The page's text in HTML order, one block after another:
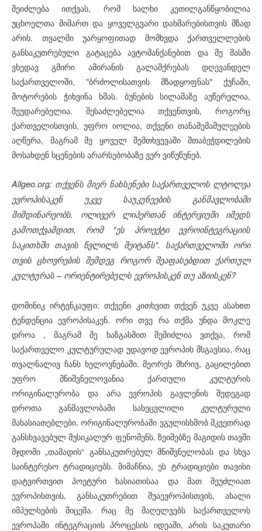
შეიძლება ითქვას, რომ ხალხი კეთილგანწყობილია
უცხოელთა მიმართ და ყოველგვარი დახმარებისთვის მზად
არის. თვალში უარყოფითად მომხვდა ქართველლების
განსაკუთრებული გატაცება ავტომანქანებით და მე მასში
ვხედავ გმირი ამირანის გალაშქრებას დღევანდელ
საქართველოში, "ბრძოლისათვის მზადყოფნას" ქუჩაში,
მოტორების ჭიხვინა ხმას. ბუნების სილამაზე აუწერელია,
შეუდარებელია. შესაძლებელია თქვენთვის, როგორც
ქართველისთვის, უფრო იოლია, თქვენი თანამემამულეების
აღწერა, მაგრამ მე ყოველ შემთხვევაში შთაბეჭდილების
მოსახდენ სცენების არარსებობაზე ვერ ვიწუწუნებ.
Allgeo.org: თქვენს მიერ ნახსენები საქართველოს ლტოლვა
ევროპისაკენ უკვე საუკუნეების განმავლობაში
მიმდინარეობს. ოლივერ ლიპერთან ინტერვიუში იმედს
გამოთქვამდით, რომ "ეს პროექტი ევროინტეგრაციის
საკითხში თავის წვლილს შეიტანს". საქართველოში ორი
თვის ცხოვრების შემდეგ როგორ შეაფასებდით ქართულ
კულტურას – ორიენტირებულს ევროპისკენ თუ აზიისკენ?
დომინიკ ირტენკაუფი: თქვენი კითხვით თქვენ უკვე ასახeთ
ტენდენცია ევროპისაკენ. ორი თვე რა თქმა უნდა მოკლე
დროა , მაგრამ მე ხაზგასმით შემიძლია ვთქვა, რომ
საქართველო კულტურულად უდავოდ ევროპის მსგავსია, რაც
თვალნალივ ჩანს ხელოვნებაში. მეორეს მხრივ, გაცილებით
უფრო მნიშვნელოვანია ქართული კულტურის
ორიგინალურობა და არა ევროპის გავლენის შედეგად
დროთა განმავლობაში სახეცვლილი კულტურული
მახასიათებლები. ორიგინალურობაში ვგულისხმობ მკვეთრად
განსხვავებულ მუსიკალურ ფენომენს. ზეიმებზე მაგიდის თავში
მჯდომი „თამადის“ განსაკუთრებულ მნიშვნელობას და სხვა
საინტერესო ტრადიციებს. მიმაჩნია, ეს ტრადიციები თავისი
დატვირთვით პოეტური ხასიათისაა და მათ შეუძლიათ
ევროპისთვის, განსაკუთრებით შუაევროპისთვის, ახალი
იმპულსების მიცემა. რაც მე მაღელვებს საქართველოს
ევროპაში ინტეგრაციის პროცესის იდეაში, არის საკუთარი